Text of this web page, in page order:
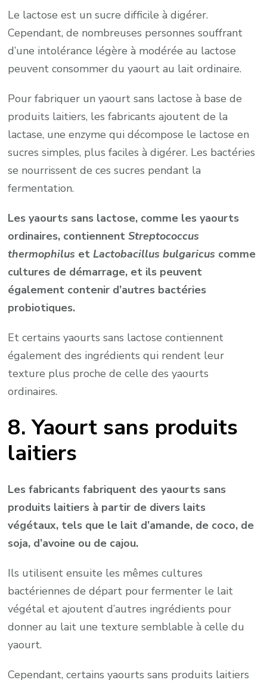
Le lactose est un sucre difficile à digérer.
Cependant, de nombreuses personnes souffrant
d’une intolérance légère à modérée au lactose
peuvent consommer du yaourt au lait ordinaire.
Pour fabriquer un yaourt sans lactose à base de
produits laitiers, les fabricants ajoutent de la
lactase, une enzyme qui décompose le lactose en
sucres simples, plus faciles à digérer. Les bactéries
se nourrissent de ces sucres pendant la
fermentation.
Les yaourts sans lactose, comme les yaourts
ordinaires, contiennentStreptococcus
thermophilus etLactobacillus bulgaricus comme
cultures de démarrage, et ils peuvent
également contenir d’autres bactéries
probiotiques.
Et certains yaourts sans lactose contiennent
également des ingrédients qui rendent leur
texture plus proche de celle des yaourts
ordinaires.
8. Yaourt sans produits
laitiers
Les fabricants fabriquent des yaourts sans
produits laitiers à partir de divers laits
végétaux, tels que le lait d’amande, de coco, de
soja, d’avoine ou de cajou.
Ils utilisent ensuite les mêmes cultures
bactériennes de départ pour fermenter le lait
végétal et ajoutent d’autres ingrédients pour
donner au lait une texture semblable à celle du
yaourt.
Cependant, certains yaourts sans produits laitiers